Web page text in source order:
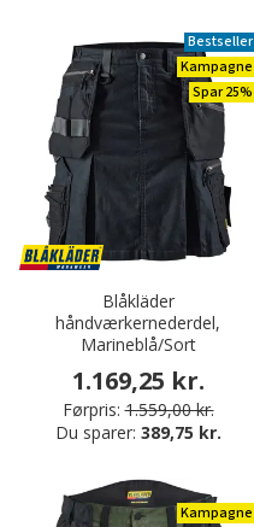
Bestseller
Kampagne
Spar 25%
Blåkläder
håndværkernederdel,
Marineblå/Sort
1.169,25 kr.
Førpris: 1.559,00 kr.
Du sparer: 389,75 kr.
Kampagne